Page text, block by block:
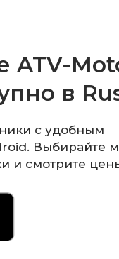
ATV-
в
с удобным
Выбирайте
и смотрите